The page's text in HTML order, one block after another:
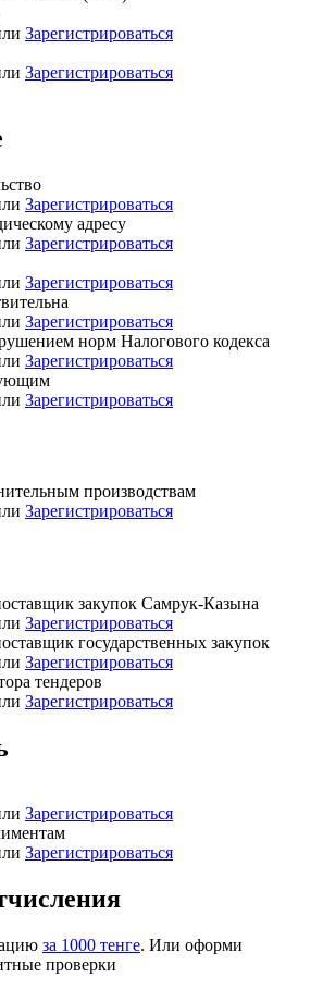
Зарегистрироваться
Зарегистрироваться
Зарегистрироваться
адресу
Зарегистрироваться
Зарегистрироваться
Зарегистрироваться
норм Налогового кодекса
Зарегистрироваться
Зарегистрироваться
производствам
Зарегистрироваться
закупок Самрук-Казына
Зарегистрироваться
государственных закупок
Зарегистрироваться
тендеров
Зарегистрироваться
Зарегистрироваться
Зарегистрироваться
за 1000 тенге. Или оформи
проверки